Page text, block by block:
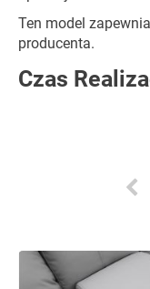
Ten model
producenta.
Czas